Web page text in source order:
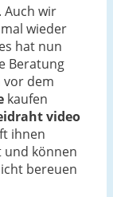
Auch wir
wieder
hat nun
Beratung
vor dem
kaufen
video
ihnen
und können
bereuen